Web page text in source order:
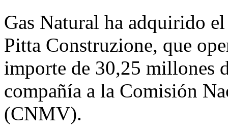
Gas Natural ha adquirido
Pitta Construzione, que
importe de 30,25 millones
compañía a la Comisión
(CNMV).